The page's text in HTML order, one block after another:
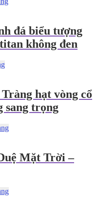
đá biểu tượng
không đen
hạt vòng cổ
sang trọng
Mặt Trời –